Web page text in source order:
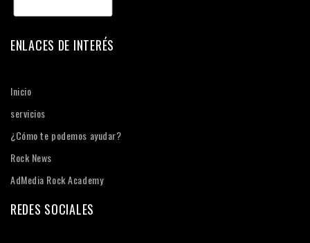
ENLACES DE INTERÉS
Inicio
servicios
¿Cómo te podemos ayudar?
Rock News
AdMedia Rock Academy
REDES SOCIALES